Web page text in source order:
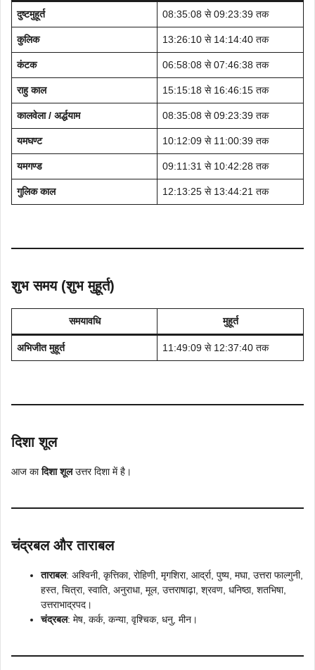
दुष्टमुहूर्त 08:35:08 से 09:23:39 तक
कुलिक 13:26:10 से 14:14:40 तक
कंटक 06:58:08 से 07:46:38 तक
राहु काल 15:15:18 से 16:46:15 तक
कालवेला / अर्द्धयाम 08:35:08 से 09:23:39 तक
यमघण्ट 10:12:09 से 11:00:39 तक
यमगण्ड 09:11:31 से 10:42:28 तक
गुलिक काल 12:13:25 से 13:44:21 तक
शुभ समय (शुभ मुहूर्त)
समयावधि मुहूर्त
अभिजीत मुहूर्त 11:49:09 से 12:37:40 तक
दिशा शूल
आज कादिशा शूलउत्तर दिशा में है।
चंद्रबल और ताराबल
ताराबल: अश्विनी, कृत्तिका, रोहिणी, मृगशिरा, आर्द्रा, पुष्य, मघा, उत्तरा फाल्गुनी,
हस्त, चित्रा, स्वाति, अनुराधा, मूल, उत्तराषाढ़ा, श्रवण, धनिष्ठा, शतभिषा,
उत्तराभाद्रपद।
चंद्रबल: मेष, कर्क, कन्या, वृश्चिक, धनु, मीन।